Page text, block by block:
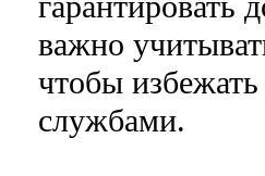
важно
чтобы
службами.